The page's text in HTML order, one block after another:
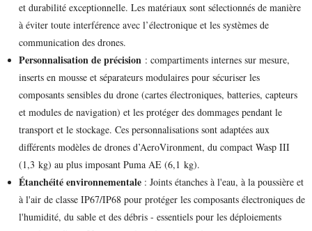
et durabilité exceptionnelle. Les matériaux sont sélectionnés de manière
à éviter toute interférence avec l’électronique et les systèmes de
communication des drones.
Personnalisation de précision: compartiments internes sur mesure,
inserts en mousse et séparateurs modulaires pour sécuriser les
composants sensibles du drone (cartes électroniques, batteries, capteurs
et modules de navigation) et les protéger des dommages pendant le
transport et le stockage. Ces personnalisations sont adaptées aux
différents modèles de drones d’AeroVironment, du compact Wasp III
(1,3 kg) au plus imposant Puma AE (6,1 kg).
Étanchéité environnementale: Joints étanches à l'eau, à la poussière et
à l'air de classe IP67/IP68 pour protéger les composants électroniques de
l'humidité, du sable et des débris - essentiels pour les déploiements